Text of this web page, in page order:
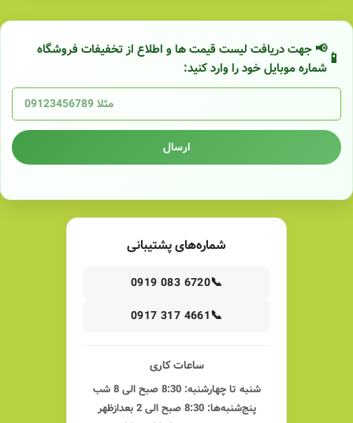
📢 جهت دریافت لیست قیمت ها و اطلاع از تخفیفات فروشگاه
شماره موبایل خود را وارد کنید:
ارسال
شماره‌های پشتیبانی
📞
0919 083 6720
📞
0917 317 4661
ساعات کاری
شنبه تا چهارشنبه: 8:30 صبح الی 8 شب
پنج‌شنبه‌ها: 8:30 صبح الی 2 بعدازظهر